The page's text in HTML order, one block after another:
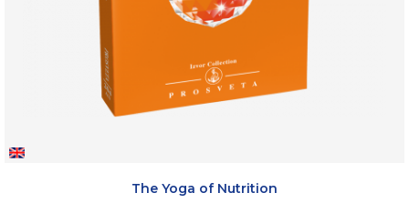
The Yoga of Nutrition